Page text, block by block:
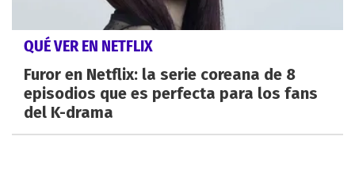
QUÉ VER EN NETFLIX
Furor en Netflix: la serie coreana de 8
episodios que es perfecta para los fans
del K-drama